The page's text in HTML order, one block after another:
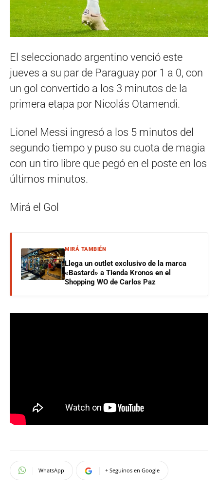
El seleccionado argentino venció este
jueves a su par de Paraguay por 1 a 0, con
un gol convertido a los 3 minutos de la
primera etapa por Nicolás Otamendi.
Lionel Messi ingresó a los 5 minutos del
segundo tiempo y puso su cuota de magia
con un tiro libre que pegó en el poste en los
últimos minutos.
Mirá el Gol
MIRÁ TAMBIÉN
Llega un outlet exclusivo de la marca
«Bastard» a Tienda Kronos en el
Shopping WO de Carlos Paz
WhatsApp + Seguinos en Google